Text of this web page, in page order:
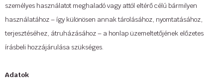
személyes használatot meghaladó vagy attól eltérő célú bármilyen
használatához – így különösen annak tárolásához, nyomtatásához,
terjesztéséhez, átruházásához – a honlap üzemeltetőjének előzetes
írásbeli hozzájárulása szükséges.
Adatok